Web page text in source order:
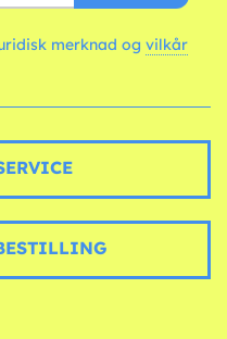
merknad og vilkår